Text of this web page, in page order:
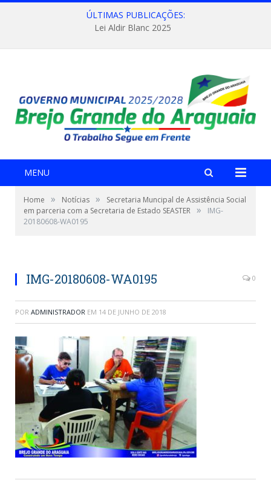
ÚLTIMAS PUBLICAÇÕES:
Lei Aldir Blanc 2025
MENU
Home » Notícias »
Secretaria Muncipal de Assistência Social
em parceria com a Secretaria de Estado SEASTER »
IMG-
20180608-WA0195
IMG-20180608-WA0195 0
POR ADMINISTRADOR EM 14 DE JUNHO DE 2018